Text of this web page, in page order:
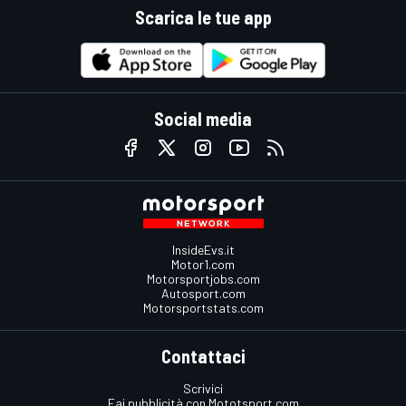
Scarica le tue app
Social media
InsideEvs.it
Motor1.com
Motorsportjobs.com
Autosport.com
Motorsportstats.com
Contattaci
Scrivici
Fai pubblicità con Mototsport.com